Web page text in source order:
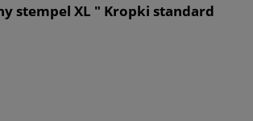
stempel XL " Kropki standard